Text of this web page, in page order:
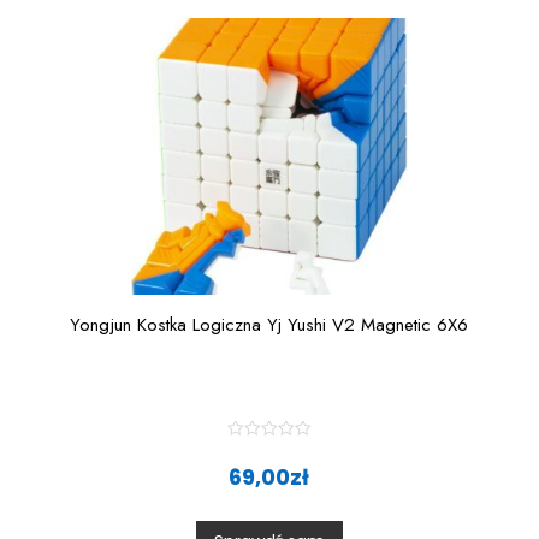
Yongjun Kostka Logiczna Yj Yushi V2 Magnetic 6X6
a
t
0
69,00zł